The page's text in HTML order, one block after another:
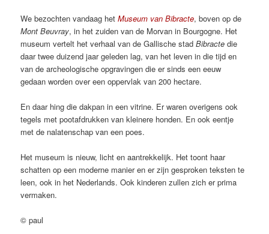
We bezochten vandaag hetMuseum van Bibracte, boven op de
Mont Beuvray, in het zuiden van de Morvan in Bourgogne. Het
museum vertelt het verhaal van de Gallische stadBibracte die
daar twee duizend jaar geleden lag, van het leven in die tijd en
van de archeologische opgravingen die er sinds een eeuw
gedaan worden over een oppervlak van 200 hectare.
En daar hing die dakpan in een vitrine. Er waren overigens ook
tegels met pootafdrukken van kleinere honden. En ook eentje
met de nalatenschap van een poes.
Het museum is nieuw, licht en aantrekkelijk. Het toont haar
schatten op een moderne manier en er zijn gesproken teksten te
leen, ook in het Nederlands. Ook kinderen zullen zich er prima
vermaken.
© paul